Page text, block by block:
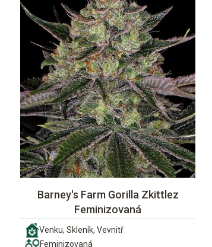
Barney's Farm Gorilla Zkittlez
Feminizovaná
Venku, Skleník, Vevnitř
Feminizovaná